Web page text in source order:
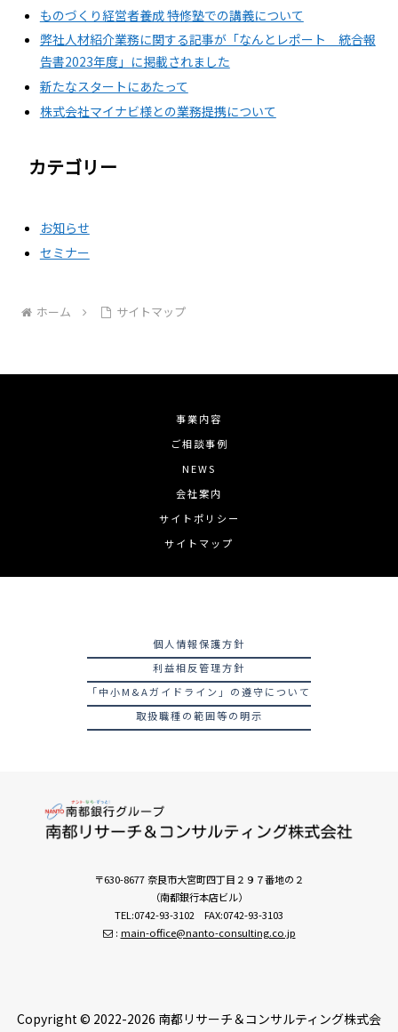
ものづくり経営者養成 特修塾での講義について
弊社人材紹介業務に関する記事が「なんとレポート 統合報
告書2023年度」に掲載されました
新たなスタートにあたって
株式会社マイナビ様との業務提携について
カテゴリー
お知らせ
セミナー
ホーム サイトマップ
事業内容
ご相談事例
NEWS
会社案内
サイトポリシー
サイトマップ
個人情報保護方針
利益相反管理方針
「中小M&Aガイドライン」の遵守について
取扱職種の範囲等の明示
〒630-8677 奈良市大宮町四丁目２９７番地の２
（南都銀行本店ビル）
TEL:0742-93-3102 FAX:0742-93-3103
: main-office@nanto-consulting.co.jp
Copyright © 2022-2026 南都リサーチ＆コンサルティング株式会